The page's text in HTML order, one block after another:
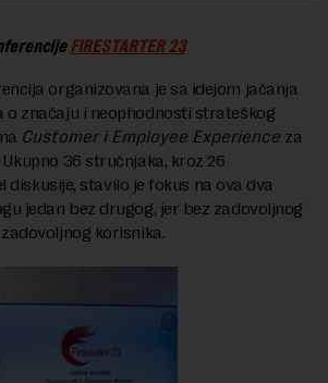
FIRESTARTER 23
organizovana je sa idejom jačanja
o značaju i neophodnosti strateškog
Customer i Employee Experience za
36 stručnjaka, kroz 26
diskusije, stavilo je fokus na ova dva
jedan bez drugog, jer bez zadovoljnog
korisnika.